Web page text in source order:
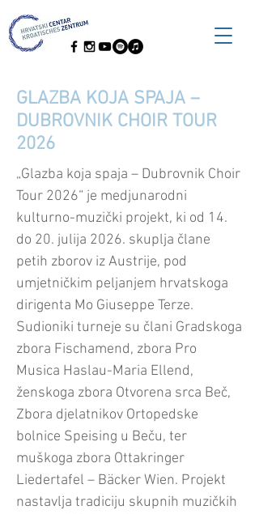
GLAZBA KOJA SPAJA –
DUBROVNIK CHOIR TOUR
2026
„Glazba koja spaja – Dubrovnik Choir
Tour 2026“ je medjunarodni
kulturno-muzički projekt, ki od 14.
do 20. julija 2026. skuplja člane
petih zborov iz Austrije, pod
umjetničkim peljanjem hrvatskoga
dirigenta Mo Giuseppe Terze.
Sudioniki turneje su člani Gradskoga
zbora Fischamend, zbora Pro
Musica Haslau-Maria Ellend,
ženskoga zbora Otvorena srca Beč,
Zbora djelatnikov Ortopedske
bolnice Speising u Beču, ter
muškoga zbora Ottakringer
Liedertafel – Bäcker Wien. Projekt
nastavlja tradiciju skupnih muzičkih